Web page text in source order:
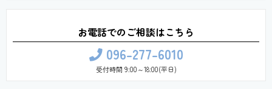
お電話でのご相談はこちら
096-277-6010
受付時間 9:00～18:00(平日)